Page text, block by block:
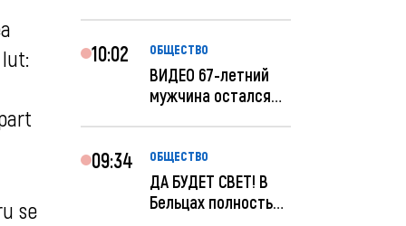
se
10:02 ОБЩЕСТВО
ВИДЕО 67-летний
мужчина остался
09:34 ОБЩЕСТВО
ДА БУДЕТ СВЕТ! В
Бельцах полностью